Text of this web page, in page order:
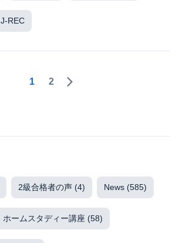
J-REC
1 2
2級合格者の声 (4) News (585)
ホームスタディー講座 (58)